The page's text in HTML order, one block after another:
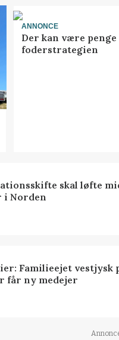
ANNONCE
Der kan være penge
foderstrategien
skal løfte
Norden
Familieejet vestjysk
får ny medejer